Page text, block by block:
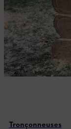
Tronçonneuses